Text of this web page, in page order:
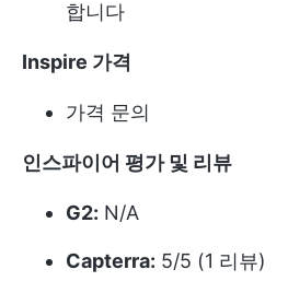
합니다
Inspire 가격
가격 문의
인스파이어 평가 및 리뷰
G2: N/A
Capterra: 5/5 (1 리뷰)